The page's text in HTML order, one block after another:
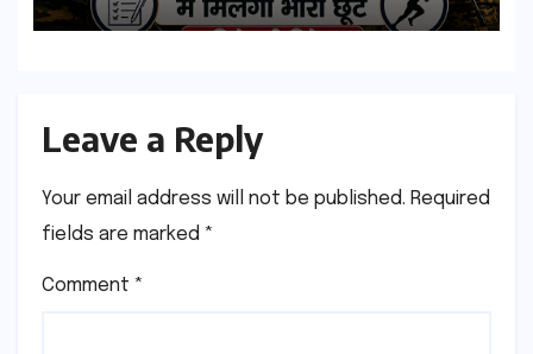
Physical में मिलेगी भारी छूट | पढिये पूरी
डिटेल्स
Leave a Reply
Your email address will not be published. Required
fields are marked *
Comment *